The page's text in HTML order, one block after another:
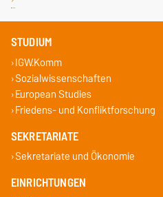
STUDIUM
IGW.Komm
Sozialwissenschaften
European Studies
Friedens- und Konfliktforschung
SEKRETARIATE
Sekretariate und Ökonomie
EINRICHTUNGEN